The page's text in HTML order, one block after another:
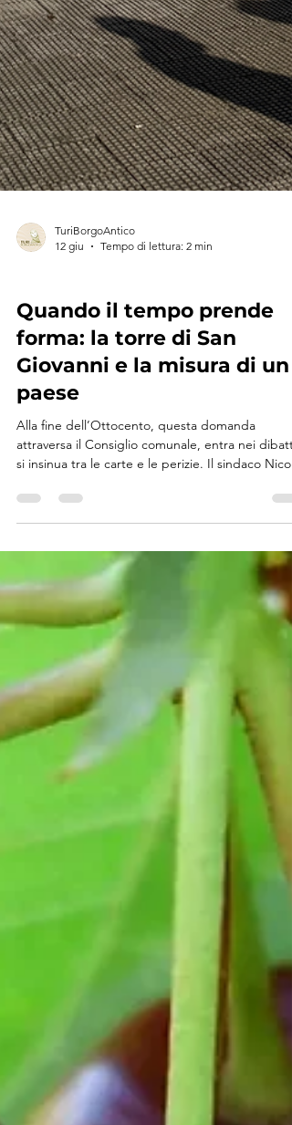
TURI RACCONTA
Quando il tempo prende
Giovanni e la misura di un
paese
Alla fine dell’Ottocento, questa domanda
si insinua tra le carte e le perizie. Il sindaco Nicola
Orlandi lo dice chiaramente: un paese civile ha
capace di appartenere a tutti. L’idea iniziale
guarda al Palazzo Municipale, immaginando un
orologio che si integri alla sua architettura, quasi
voler fissare il tempo dentro il luogo delle